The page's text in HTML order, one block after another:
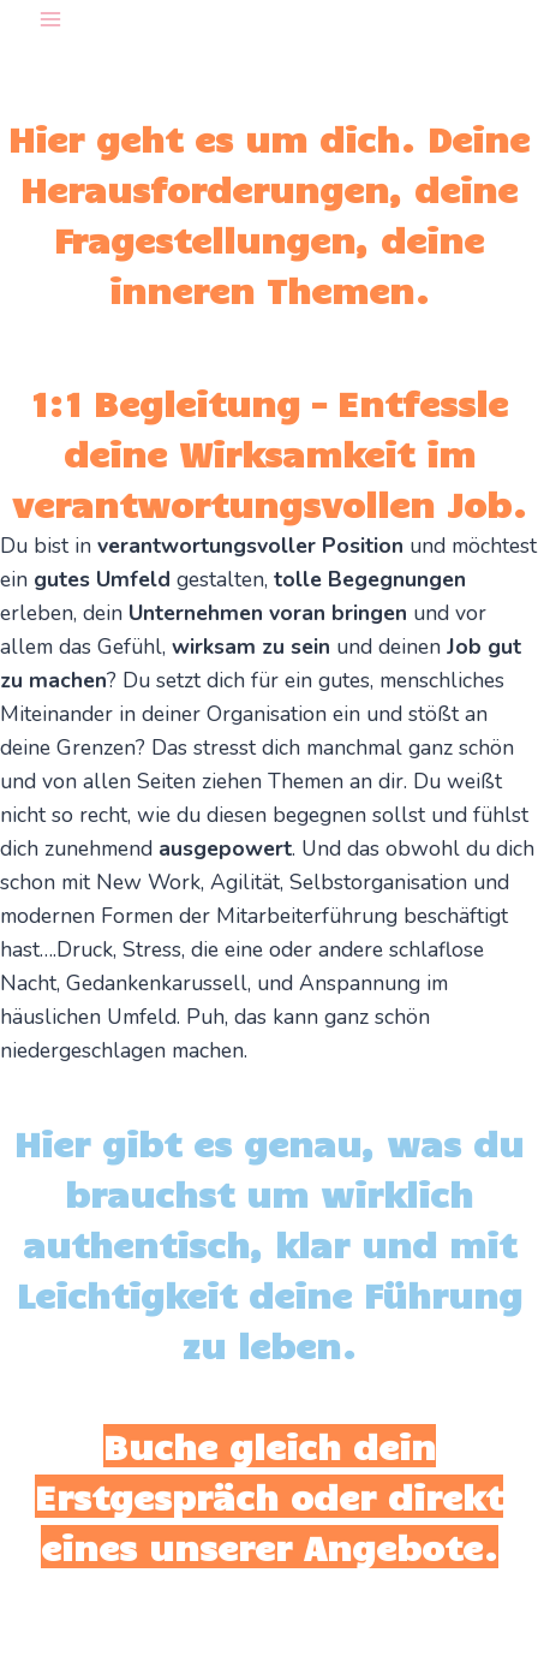
Hier geht es um dich. Deine
Herausforderungen, deine
Fragestellungen, deine
inneren Themen.
1:1 Begleitung – Entfessle
deine Wirksamkeit im
verantwortungsvollen Job.
Du bist in verantwortungsvoller Position und möchtest
ein gutes Umfeld gestalten, tolle Begegnungen
erleben, dein Unternehmen voran bringen und vor
allem das Gefühl, wirksam zu sein und deinen Job gut
zu machen? Du setzt dich für ein gutes, menschliches
Miteinander in deiner Organisation ein und stößt an
deine Grenzen? Das stresst dich manchmal ganz schön
und von allen Seiten ziehen Themen an dir. Du weißt
nicht so recht, wie du diesen begegnen sollst und fühlst
dich zunehmend ausgepowert. Und das obwohl du dich
schon mit New Work, Agilität, Selbstorganisation und
modernen Formen der Mitarbeiterführung beschäftigt
hast….Druck, Stress, die eine oder andere schlaflose
Nacht, Gedankenkarussell, und Anspannung im
häuslichen Umfeld. Puh, das kann ganz schön
niedergeschlagen machen.
Hier gibt es genau, was du
brauchst um wirklich
authentisch, klar und mit
Leichtigkeit deine Führung
zu leben.
Buche gleich dein
Erstgespräch oder direkt
eines unserer Angebote.